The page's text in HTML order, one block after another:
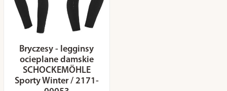
Bryczesy - legginsy
ocieplane damskie
SCHOCKEMÖHLE
Sporty Winter / 2171-